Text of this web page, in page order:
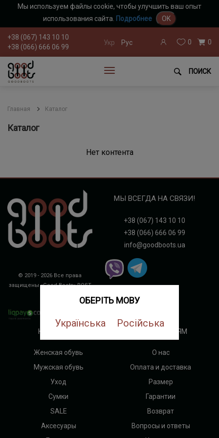
Мы используем файлы cookie, чтобы улучшить ваш опыт
использования сайта. Подробнее OK
ОБЕРІТЬ МОВУ
Українська Російська
+38 (067) 143 10 10
+38 (066) 666 06 99
Укр Рус 0 0
ПОИСК
Главная Каталог
Каталог
Нет контента
© 2019 - 2026 Все права
защищены «Good Boots»ROST
МЫ ВСЕГДА НА СВЯЗИ!
+38 (067) 143 10 10
+38 (066) 666 06 99
info@goodboots.ua
КАТЕГОРИИ
Женская обувь
Мужская обувь
Уход
Сумки
SALE
Аксесуары
ПОКУПАТЕЛЯМ
О нас
Оплата и доставка
Размер
Гарантии
Возврат
Вопросы и ответы